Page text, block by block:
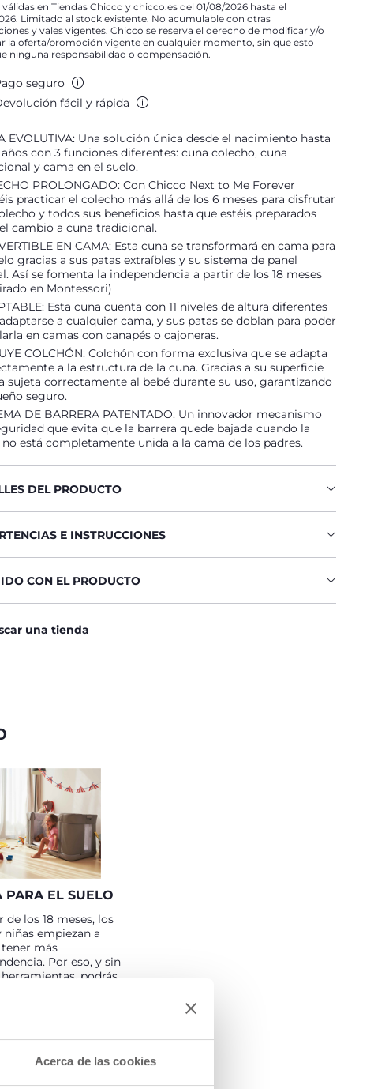
Acerca de las cookies
en Tiendas Chicco y chicco.es del 01/08/2026 hasta el
Limitado al stock existente. No acumulable con otras
y vales vigentes. Chicco se reserva el derecho de modificar y/o
la oferta/promoción vigente en cualquier momento, sin que esto
ninguna responsabilidad o compensación.
seguro
fácil y rápida
EVOLUTIVA: Una solución única desde el nacimiento hasta
con 3 funciones diferentes: cuna colecho, cuna
y cama en el suelo.
PROLONGADO: Con Chicco Next to Me Forever
practicar el colecho más allá de los 6 meses para disfrutar
y todos sus beneficios hasta que estéis preparados
cambio a cuna tradicional.
EN CAMA: Esta cuna se transformará en cama para
gracias a sus patas extraíbles y su sistema de panel
Así se fomenta la independencia a partir de los 18 meses
en Montessori)
Esta cuna cuenta con 11 niveles de altura diferentes
a cualquier cama, y sus patas se doblan para poder
en camas con canapés o cajoneras.
COLCHÓN: Colchón con forma exclusiva que se adapta
a la estructura de la cuna. Gracias a su superficie
sujeta correctamente al bebé durante su uso, garantizando
seguro.
DE BARRERA PATENTADO: Un innovador mecanismo
que evita que la barrera quede bajada cuando la
está completamente unida a la cama de los padres.
DEL PRODUCTO
E INSTRUCCIONES
CON EL PRODUCTO
una tienda
PARA EL SUELO
de los 18 meses, los
niñas empiezan a
más
Por eso, y sin
podrás